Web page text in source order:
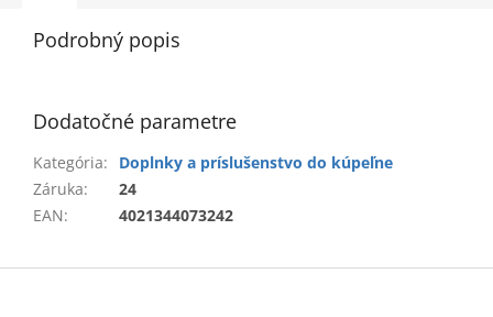
Podrobný popis
Dodatočné parametre
Kategória:
Doplnky a príslušenstvo do kúpeľne
Záruka:
24
EAN: 4021344073242
Z